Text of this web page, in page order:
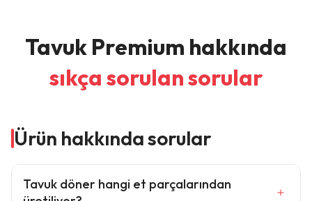
Tavuk Premium hakkında
sıkça sorulan sorular
Ürün hakkında sorular
Tavuk döner hangi et parçalarından